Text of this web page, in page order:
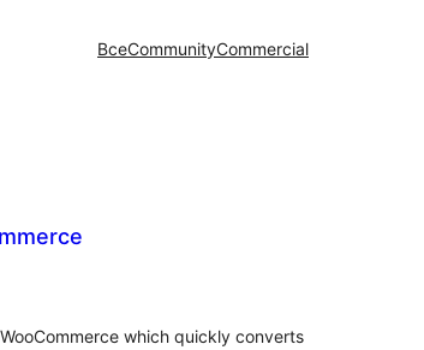
ВсеCommunityCommercial
which quickly converts